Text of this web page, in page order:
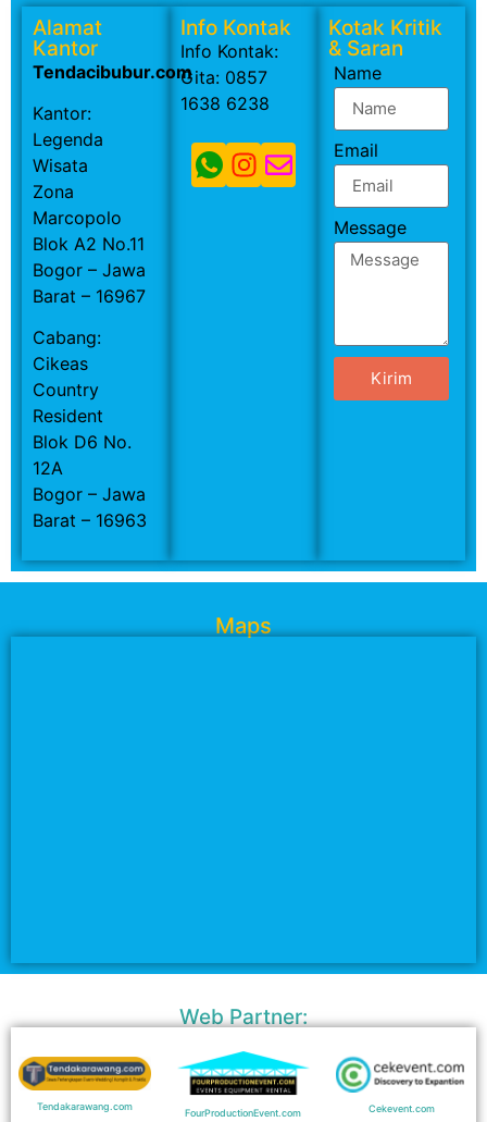
Alamat
Kantor
Tendacibubur.com
Kantor:
Legenda
Wisata
Zona
Marcopolo
Blok A2 No.11
Bogor – Jawa
Barat – 16967
Cabang:
Cikeas
Country
Resident
Blok D6 No.
12A
Bogor – Jawa
Barat – 16963
Info Kontak
Info Kontak:
Gita: 0857
1638 6238
Kotak Kritik
& Saran
Name
Email
Message
Kirim
Maps
Web Partner:
Tendakarawang.com FourProductionEvent.com Cekevent.com